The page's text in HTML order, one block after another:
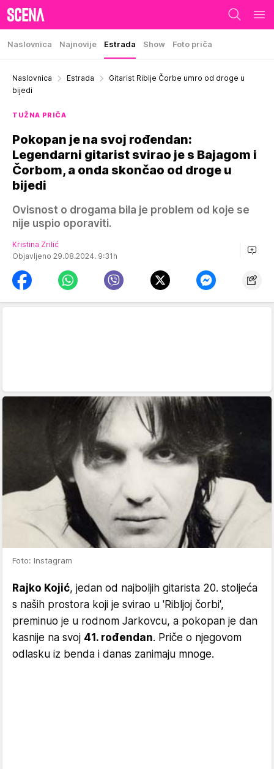
Naslovnica Najnovije Estrada Show Foto priča
Naslovnica Estrada
Gitarist Riblje Čorbe umro od droge u
bijedi
TUŽNA PRIČA
Pokopan je na svoj rođendan:
Legendarni gitarist svirao je s Bajagom i
Čorbom, a onda skončao od droge u
bijedi
Ovisnost o drogama bila je problem od koje se
nije uspio oporaviti.
Kristina Zrilić
Objavljeno 29.08.2024. 9:31h
Foto: Instagram
Rajko Kojić, jedan od najboljih gitarista 20. stoljeća
s naših prostora koji je svirao u 'Ribljoj čorbi',
preminuo je u rodnom Jarkovcu, a pokopan je dan
kasnije na svoj 41. rođendan. Priče o njegovom
odlasku iz benda i danas zanimaju mnoge.